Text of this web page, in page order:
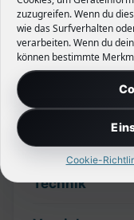
zuzugreifen. Wenn du
wie das Surfverhalten
verarbeiten. Wenn du
können bestimmte
Cookie-
Hecken
Planung
Sonstiges
Technik